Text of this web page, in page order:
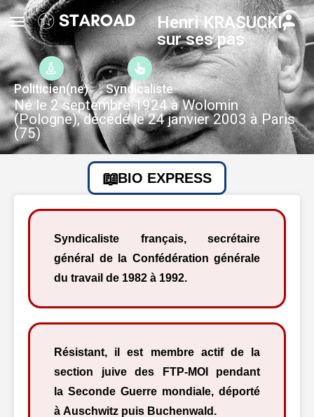
Henri KRASUCKI,
sur ses pas
Politicien(ne) Syndicaliste
Né le 2 septembre 1924 à Wolomin
(Pologne), décédé le 24 janvier 2003 à Paris
(75)
BIO EXPRESS
Syndicaliste français, secrétaire
général de la Confédération générale
du travail de 1982 à 1992.
Résistant, il est membre actif de la
section juive des FTP-MOI pendant
la Seconde Guerre mondiale, déporté
à Auschwitz puis Buchenwald.